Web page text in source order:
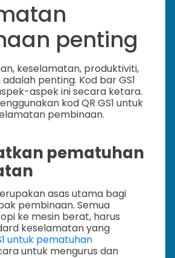
penting
keselamatan, produktiviti,
penting. Kod bar GS1
aspek ini secara ketara.
kod QR GS1 untuk
pembinaan.
pematuhan
asas utama bagi
pembinaan. Semua
ke mesin berat, harus
keselamatan yang
untuk pematuhan
untuk mengurus dan